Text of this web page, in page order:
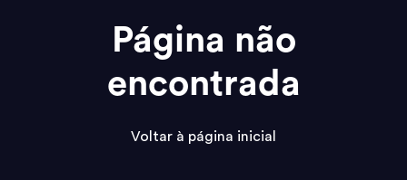
Página não
encontrada
Voltar à página inicial